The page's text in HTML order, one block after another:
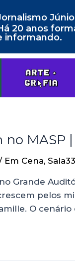
20 anos
informando.
no MASP
Em Cena, Sala33
Grande
pelos
O